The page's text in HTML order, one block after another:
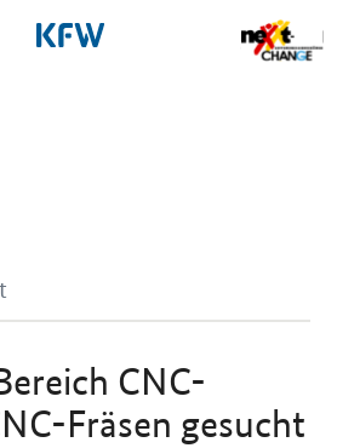
CNC-
Fräsen gesucht